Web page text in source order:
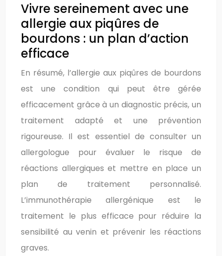
Vivre sereinement avec une
allergie aux piqûres de
bourdons : un plan d’action
efficace
En résumé, l’allergie aux piqûres de bourdons
est une condition qui peut être gérée
efficacement grâce à un diagnostic précis, un
traitement adapté et une prévention
rigoureuse. Il est essentiel de consulter un
allergologue pour évaluer le risque de
réactions allergiques et mettre en place un
plan de traitement personnalisé.
L’immunothérapie allergénique est le
traitement le plus efficace pour réduire la
sensibilité au venin et prévenir les réactions
graves.